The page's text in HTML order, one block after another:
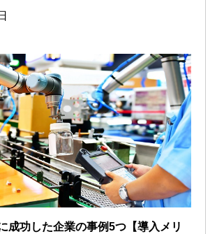
成功した企業の事例5つ【導入メリ